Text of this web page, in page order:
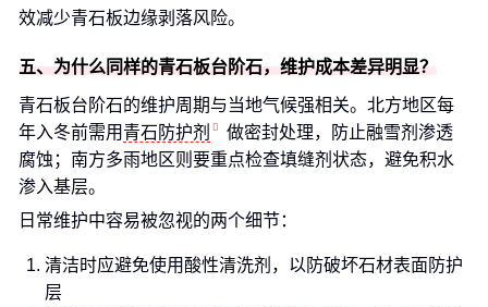
效减少青石板边缘剥落风险。
五、为什么同样的青石板台阶石，维护成本差异明显？
青石板台阶石的维护周期与当地气候强相关。北方地区每
年入冬前需用 青石防护剂
做密封处理，防止融雪剂渗透
腐蚀；南方多雨地区则要重点检查填缝剂状态，避免积水
渗入基层。
日常维护中容易被忽视的两个细节：
清洁时应避免使用酸性清洗剂，以防破坏石材表面防护
层